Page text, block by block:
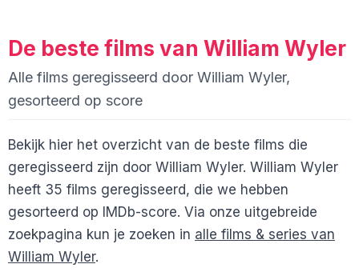
De beste films van William Wyler
Alle films geregisseerd door William Wyler,
gesorteerd op score
Bekijk hier het overzicht van de beste films die
geregisseerd zijn door William Wyler. William Wyler
heeft 35 films geregisseerd, die we hebben
gesorteerd op IMDb-score. Via onze uitgebreide
zoekpagina kun je zoeken in alle films & series van
William Wyler.